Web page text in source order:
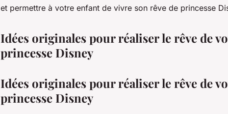
et permettre à votre enfant de vivre son rêve de princesse
Idées originales pour réaliser le rêve de
princesse Disney
Idées originales pour réaliser le rêve de
princesse Disney